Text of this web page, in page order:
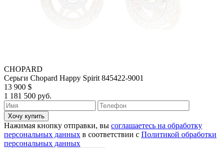
CHOPARD
Серьги Chopard Happy Spirit 845422-9001
13 900 $
1 181 500 руб.
Хочу купить
Нажимая кнопку отправки, вы соглашаетесь на обработку
персональных данных в соответствии с Политикой обработки
персональных данных